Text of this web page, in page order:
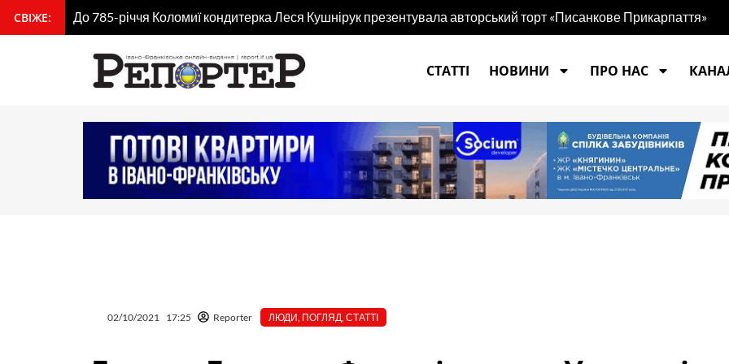
вмісту
СВІЖЕ: До 785-річчя Коломиї кондитерка Леся Кушнірук презентувала авторський торт «Писанкове Прикарпаття»
СТАТТІ
НОВИНИ ПРО НАС
02/10/2021 17:25 Reporter ЛЮДИ ПОГЛЯД СТАТТІ